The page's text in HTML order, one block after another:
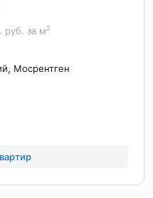
руб. за м2
, Мосрентген